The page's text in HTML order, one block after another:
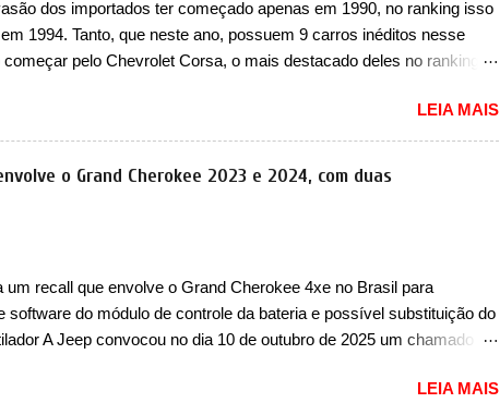
dos importados ter começado apenas em 1990, no ranking isso
1994. Tanto, que neste ano, possuem 9 carros inéditos nesse
pelo Chevrolet Corsa, o mais destacado deles no ranking
Chevrolet que assustou a concorrência. Nesse ano também era
geração do Volkswagen Gol que depois de 14 anos ganhava uma
feita do zero, apelidada de "Bolinha" por suas formas arredondadas.
outro Volkswagen fazia sua estréia no mercado. Era o Pointer, versão
franceses, alemães, japoneses e coreanos que chegaram
1994 foram o Renault R19 que vinha em 3 versões de carroceria,
hatch e o sedan, a famosa Kia Besta, o Vol...
LEIA MAIS
o Grand Cherokee 2023 e 2024, com duas
um recall que envolve o Grand Cherokee 4xe no Brasil para
software do módulo de controle da bateria e possível substituição do
A Jeep convocou no dia 10 de outubro de 2025 um chamado
de ano/modelo 2023 e 2024. A marca norte-americana diz que as
LEIA MAIS